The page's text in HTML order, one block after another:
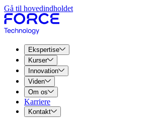
Gå til hovedindholdet
Ekspertise
Kurser
Innovation
Viden
Om os
Karriere
Kontakt